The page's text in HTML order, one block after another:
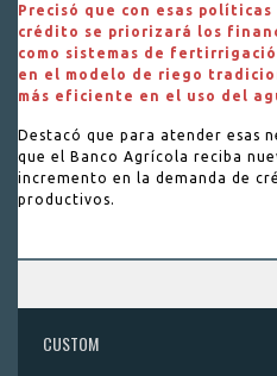
Precisó que con esas
crédito se priorizará los
como sistemas de
en el modelo de riego
más eficiente en el uso del
Destacó que para atender esas
que el Banco Agrícola reciba
incremento en la demanda de
productivos.
CUSTOM